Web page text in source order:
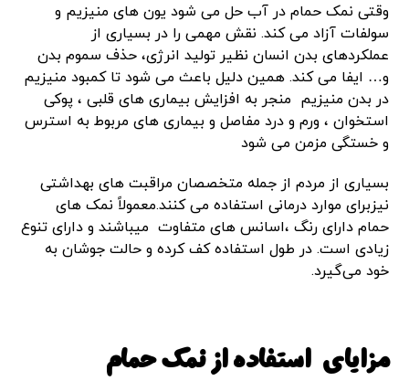
وقتی نمک حمام در آب حل می شود یون های منیزیم و
سولفات آزاد می کند. نقش مهمی را در بسیاری از
عملکردهای بدن انسان نظیر تولید انرژی، حذف سموم بدن
و… ایفا می کند. همین دلیل باعث می شود تا کمبود منیزیم
در بدن منیزیم منجر به افزایش بیماری های قلبی ، پوکی
استخوان ، ورم و درد مفاصل و بیماری های مربوط به استرس
و خستگی مزمن می شود
بسیاری از مردم از جمله متخصصان مراقبت های بهداشتی
نیزبرای موارد درمانی استفاده می کنند.معمولاً نمک های
حمام دارای رنگ ،اسانس های متفاوت میباشند و دارای تنوع
زیادی است. در طول استفاده کف کرده و حالت جوشان به
خود می‌گیرد.
مزایای استفاده از نمک حمام